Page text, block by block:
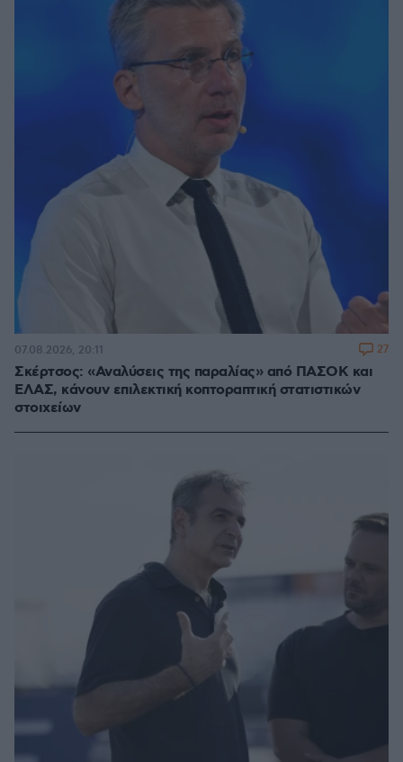
Σκέρτσος: «Αναλύσεις της παραλίας» από ΠΑΣΟΚ και
ΕΛΑΣ, κάνουν επιλεκτική κοπτοραπτική στατιστικών
στοιχείων
07.08.2026, 20:11 27